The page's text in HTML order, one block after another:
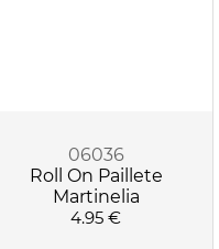
06036
Roll On Paillete
Martinelia
4.95 €